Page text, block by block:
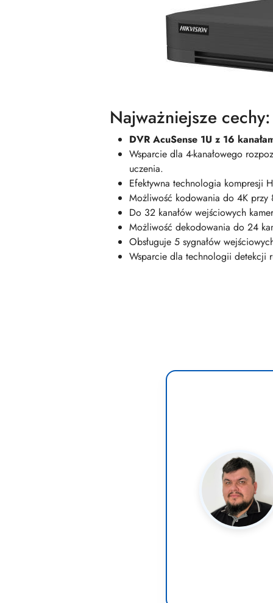
Najważniejsze cechy:
DVR AcuSense 1U z 16
Wsparcie dla 4-kanałowego
uczenia.
Efektywna technologia kompresji
Możliwość kodowania do 4K przy
Do 32 kanałów wejściowych
Możliwość dekodowania do 24
Obsługuje 5 sygnałów
Wsparcie dla technologii detekcji